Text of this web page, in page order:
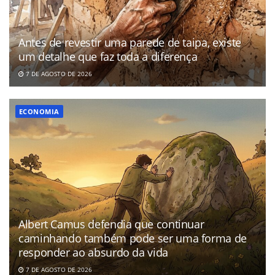
Antes de revestir uma parede de taipa, existe
um detalhe que faz toda a diferença
7 DE AGOSTO DE 2026
ECONOMIA
Albert Camus defendia que continuar
caminhando também pode ser uma forma de
responder ao absurdo da vida
7 DE AGOSTO DE 2026